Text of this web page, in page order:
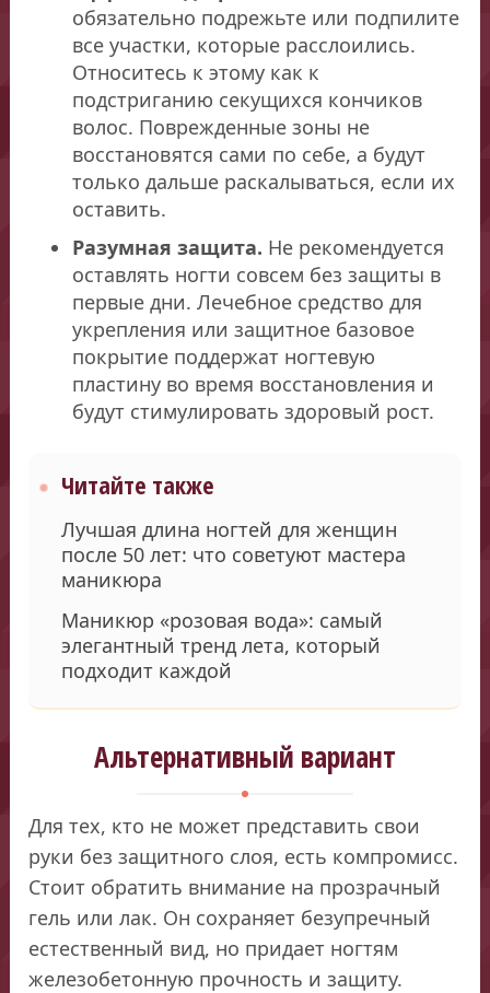
обязательно подрежьте или подпилите
все участки, которые расслоились.
Относитесь к этому как к
подстриганию секущихся кончиков
волос. Поврежденные зоны не
восстановятся сами по себе, а будут
только дальше раскалываться, если их
оставить.
Разумная защита. Не рекомендуется
оставлять ногти совсем без защиты в
первые дни. Лечебное средство для
укрепления или защитное базовое
покрытие поддержат ногтевую
пластину во время восстановления и
будут стимулировать здоровый рост.
Читайте также
Лучшая длина ногтей для женщин
после 50 лет: что советуют мастера
маникюра
Маникюр «розовая вода»: самый
элегантный тренд лета, который
подходит каждой
Альтернативный вариант
Для тех, кто не может представить свои
руки без защитного слоя, есть компромисс.
Стоит обратить внимание на прозрачный
гель или лак. Он сохраняет безупречный
естественный вид, но придает ногтям
железобетонную прочность и защиту.